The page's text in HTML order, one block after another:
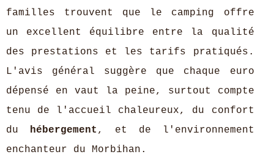
familles trouvent que le camping offre
un excellent équilibre entre la qualité
des prestations et les tarifs pratiqués.
L'avis général suggère que chaque euro
dépensé en vaut la peine, surtout compte
tenu de l'accueil chaleureux, du confort
du hébergement , et de l'environnement
enchanteur du Morbihan.